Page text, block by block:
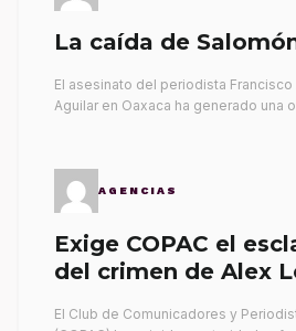
La caída de
El asesinato del periodista
Aguilar en Oaxaca ha generado una
AGENCIAS
Exige COPAC el
del crimen de Alex
El Club de Comunicadores y